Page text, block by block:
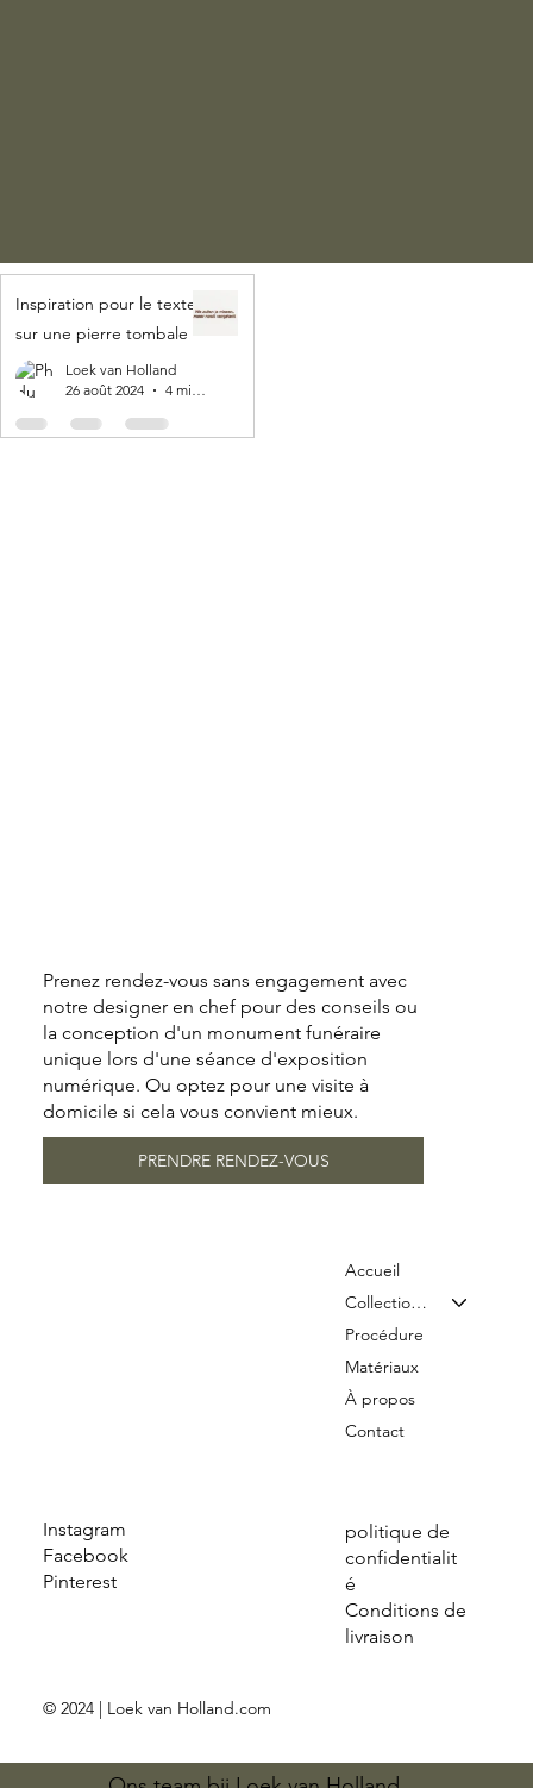
Inspiration pour le texte
sur une pierre tombale
Loek van Holland
26 août 2024
4 min de lecture
Instagram
Facebook
Pinterest
politique de
confidentialit
é
Conditions de
livraison
Accueil
Collection & Tarifs
Procédure
Matériaux
À propos
Contact
© 2024 | Loek van Holland.com
Prenez rendez-vous sans engagement avec
notre designer en chef pour des conseils ou
la conception d'un monument funéraire
unique lors d'une séance d'exposition
numérique. Ou optez pour une visite à
domicile si cela vous convient mieux.
PRENDRE RENDEZ-VOUS